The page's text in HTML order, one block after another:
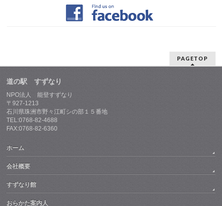
PAGETOP
道の駅 すずなり
NPO法人 能登すずなり
〒927-1213
石川県珠洲市野々江町シの部１５番地
TEL:0768-82-4688
FAX:0768-82-6360
ホーム
会社概要
すずなり館
おらかた案内人